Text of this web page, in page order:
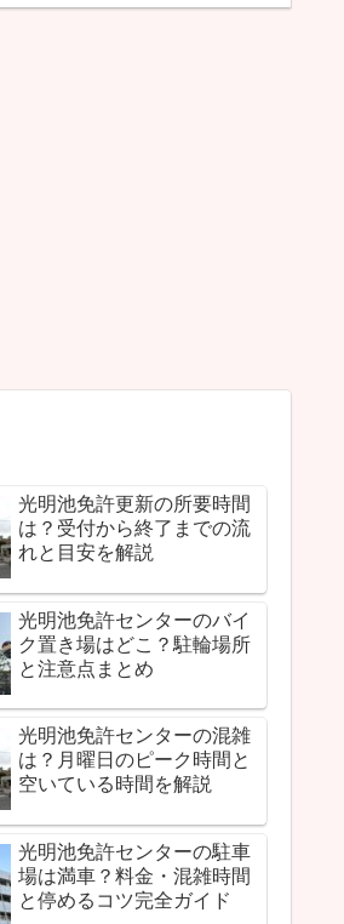
光明池免許更新の所要時間
は？受付から終了までの流
れと目安を解説
光明池免許センターのバイ
ク置き場はどこ？駐輪場所
と注意点まとめ
光明池免許センターの混雑
は？月曜日のピーク時間と
空いている時間を解説
光明池免許センターの駐車
場は満車？料金・混雑時間
と停めるコツ完全ガイド